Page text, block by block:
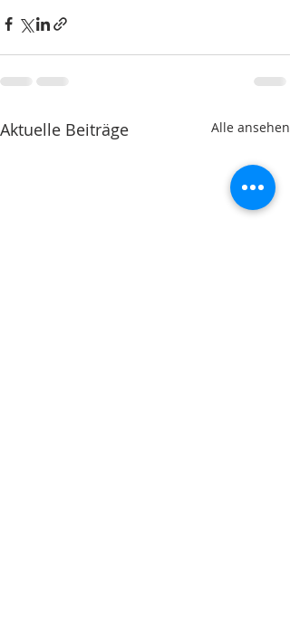
Aktuelle Beiträge Alle ansehen